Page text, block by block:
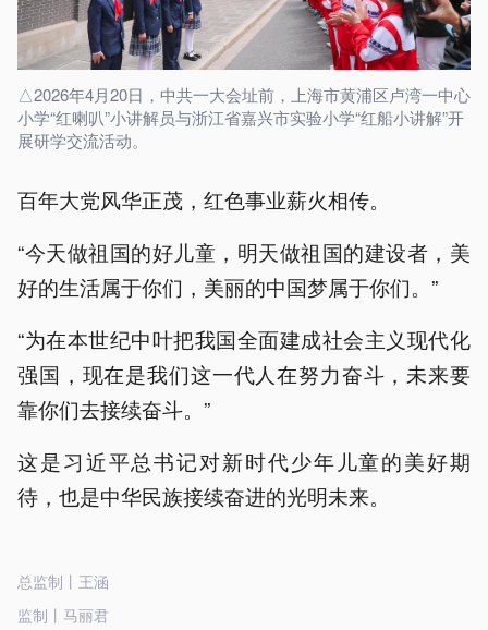
△2026年4月20日，中共一大会址前，上海市黄浦区卢湾一中心
小学“红喇叭”小讲解员与浙江省嘉兴市实验小学“红船小讲解”开
展研学交流活动。
百年大党风华正茂，红色事业薪火相传。
“今天做祖国的好儿童，明天做祖国的建设者，美
好的生活属于你们，美丽的中国梦属于你们。”
“为在本世纪中叶把我国全面建成社会主义现代化
强国，现在是我们这一代人在努力奋斗，未来要
靠你们去接续奋斗。”
这是习近平总书记对新时代少年儿童的美好期
待，也是中华民族接续奋进的光明未来。
总监制丨王涵
监制丨马丽君